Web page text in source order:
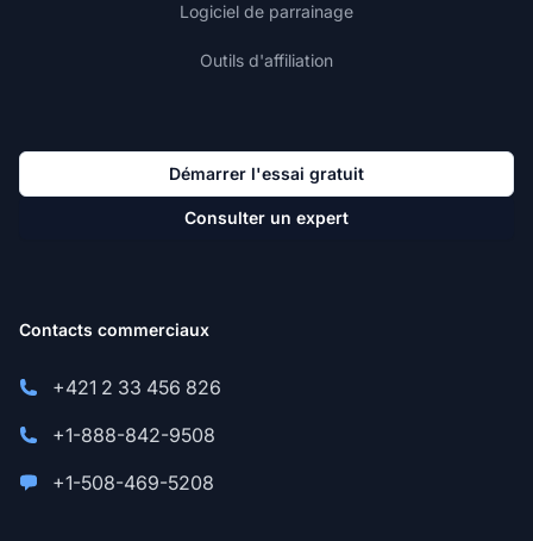
Logiciel de parrainage
Outils d'affiliation
Démarrer l'essai gratuit
Consulter un expert
Contacts commerciaux
+421 2 33 456 826
+1-888-842-9508
+1-508-469-5208